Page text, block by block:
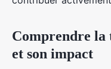
Comprendre la
et son impact